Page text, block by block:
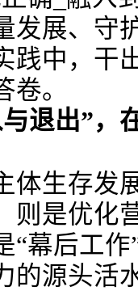
发展、守
践中，干
。
与退出”
体生存发
则是优化
“幕后工
的源头活